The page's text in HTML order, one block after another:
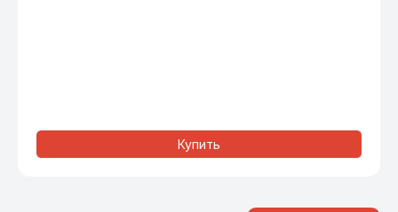
Купить